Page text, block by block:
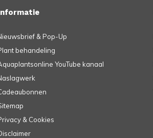
& Pop-Up
behandeling
YouTube kanaal
& Cookies